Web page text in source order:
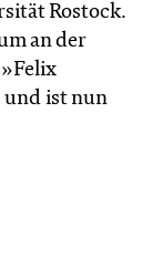
Rostock.
an der
ist nun